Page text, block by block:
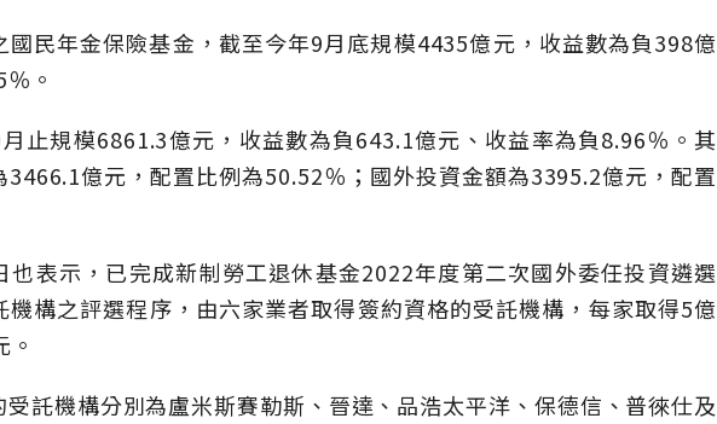
國民年金保險基金，截至今年9月底規模4435億元，收益數為負398億
。
止規模6861.3億元，收益數為負643.1億元、收益率為負8.96％。其
3466.1億元，配置比例為50.52％；國外投資金額為3395.2億元，配置
也表示，已完成新制勞工退休基金2022年度第二次國外委任投資遴選
機構之評選程序，由六家業者取得簽約資格的受託機構，每家取得5億
託機構分別為盧米斯賽勒斯、晉達、品浩太平洋、保德信、普徠仕及